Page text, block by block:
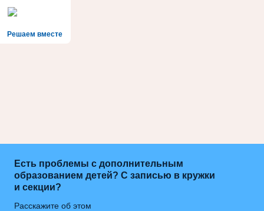
Решаем вместе
Есть проблемы с дополнительным
образованием детей? С записью в кружки
и секции?
Расскажите об этом